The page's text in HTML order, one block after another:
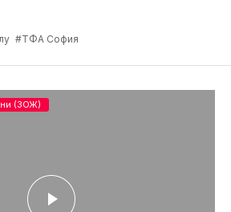
#ТФА София
(ЗОЖ)